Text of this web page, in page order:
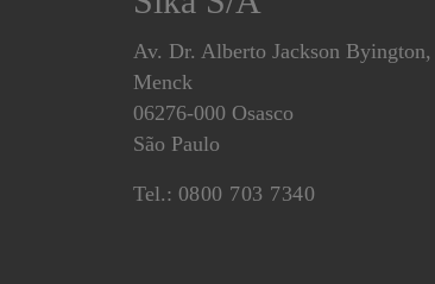
Av. Dr. Alberto Jackson
Menck
06276-000 Osasco
São Paulo
Tel.: 0800 703 7340